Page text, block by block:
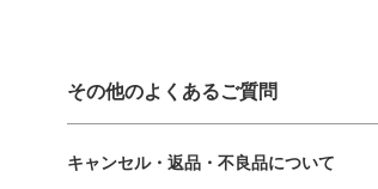
その他のよくあるご質問
キャンセル・返品・不良品について